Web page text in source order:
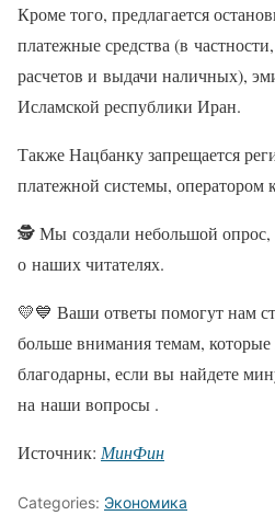
Кроме того, предлагается
платежные средства (в
расчетов и выдачи наличных),
Исламской республики Иран.
Также Нацбанку запрещается
платежной системы, оператором
🕵️ Мы создали небольшой опрос,
о наших читателях.
💛💙 Ваши ответы помогут нам
больше внимания темам,
благодарны, если вы найдете
на наши вопросы .
Источник: МинФин
Categories: Экономика